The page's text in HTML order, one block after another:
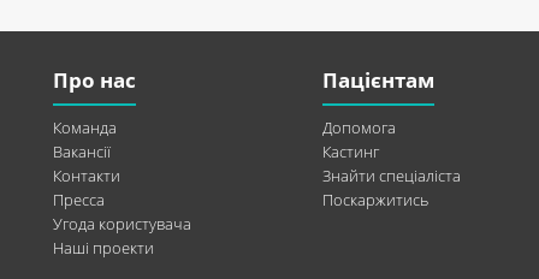
Про нас
Команда
Вакансії
Контакти
Пресса
Угода користувача
Наші проекти
Пацієнтам
Допомога
Кастинг
Знайти спеціаліста
Поскаржитись